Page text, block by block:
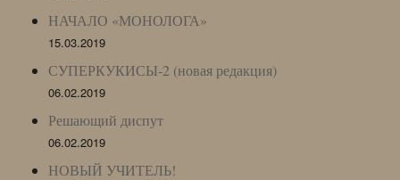
НАЧАЛО «МОНОЛОГА»
15.03.2019
СУПЕРКУКИСЫ-2 (новая редакция)
06.02.2019
Решающий диспут
06.02.2019
НОВЫЙ УЧИТЕЛЬ!